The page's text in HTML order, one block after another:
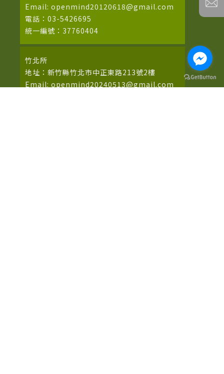
Email: openmind20120618@gmail.com
電話：03-5426695
統一編號：37760404
竹北所
地址：新竹縣竹北市中正東路213號2樓
Email: openmind20240513@gmail.com